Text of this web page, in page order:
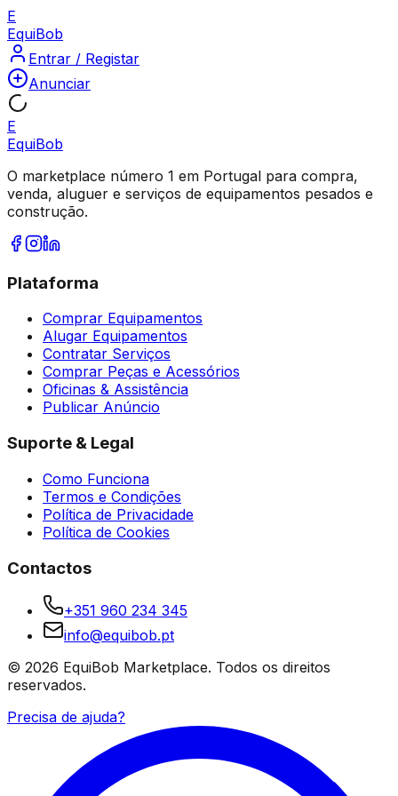
E
EquiBob
Entrar / Registar
Anunciar
E
EquiBob
O marketplace número 1 em Portugal para compra,
venda, aluguer e serviços de equipamentos pesados e
construção.
Plataforma
Comprar Equipamentos
Alugar Equipamentos
Contratar Serviços
Comprar Peças e Acessórios
Oficinas & Assistência
Publicar Anúncio
Suporte & Legal
Como Funciona
Termos e Condições
Política de Privacidade
Política de Cookies
Contactos
+351 960 234 345
info@equibob.pt
© 2026 EquiBob Marketplace. Todos os direitos
reservados.
Precisa de ajuda?